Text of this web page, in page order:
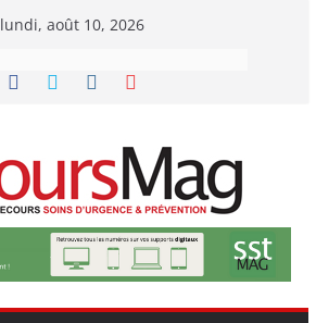
lundi, août 10, 2026